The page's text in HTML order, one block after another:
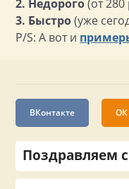
2. Недорого(от 280
3. Быстро(уже
P/S: А вот и
ВКонтакте ОК
Поздравляем